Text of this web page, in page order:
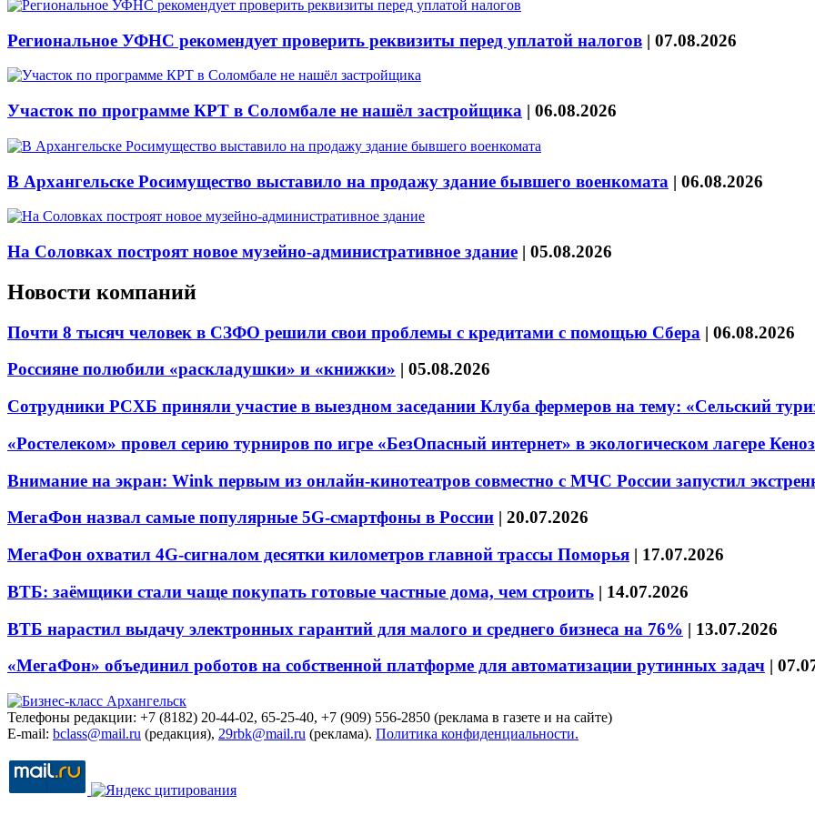
Региональное УФНС рекомендует проверить реквизиты перед уплатой налогов | 07.08.2026
Участок по программе КРТ в Соломбале не нашёл застройщика | 06.08.2026
В Архангельске Росимущество выставило на продажу здание бывшего военкомата | 06.08.2026
На Соловках построят новое музейно-административное здание | 05.08.2026
Новости компаний
Почти 8 тысяч человек в СЗФО решили свои проблемы с кредитами с помощью Сбера | 06.08.2026
Россияне полюбили «раскладушки» и «книжки» | 05.08.2026
Сотрудники РСХБ приняли участие в выездном заседании Клуба фермеров на тему: «Сельский
«Ростелеком» провел серию турниров по игре «БезОпасный интернет» в экологическом лагере
Внимание на экран: Wink первым из онлайн-кинотеатров совместно с МЧС России запустил
МегаФон назвал самые популярные 5G-смартфоны в России | 20.07.2026
МегаФон охватил 4G-сигналом десятки километров главной трассы Поморья | 17.07.2026
ВТБ: заёмщики стали чаще покупать готовые частные дома, чем строить | 14.07.2026
ВТБ нарастил выдачу электронных гарантий для малого и среднего бизнеса на 76% | 13.07.2026
«МегаФон» объединил роботов на собственной платформе для автоматизации рутинных задач |
Телефоны редакции: +7 (8182) 20-44-02, 65-25-40, +7 (909) 556-2850 (реклама в газете и на сайте)
E-mail: bclass@mail.ru (редакция), 29rbk@mail.ru (реклама). Политика конфиденциальности.